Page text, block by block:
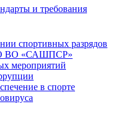
и требования
спортивных разрядов
ВО «САШПСР»
мероприятий
в спорте